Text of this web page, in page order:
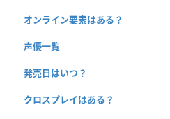
オンライン要素はある？
声優一覧
発売日はいつ？
クロスプレイはある？